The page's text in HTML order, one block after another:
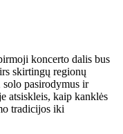
koncerto dalis bus
skirtingų regionų
solo pasirodymus ir
atsiskleis, kaip kanklės
tradicijos iki